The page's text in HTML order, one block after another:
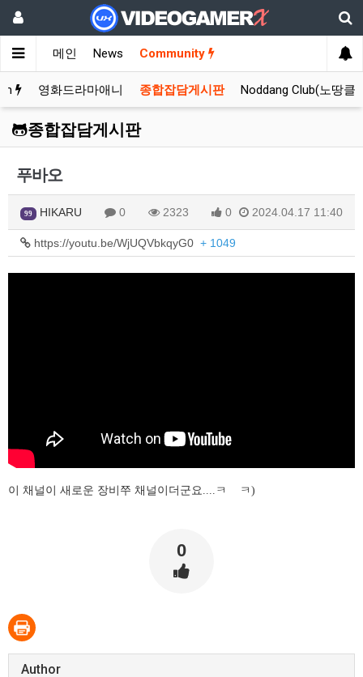
메인 News Community
영화드라마애니 종합잡담게시판 Noddang Club(노땅클
종합잡담게시판
푸바오
99 HIKARU 0 2323 0 2024.04.17 11:40
https://youtu.be/WjUQVbkqyG0 + 1049
이 채널이 새로운 장비쭈 채널이더군요....ㅋ ㅋ)
0
Author